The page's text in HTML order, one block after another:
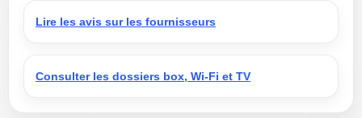
Lire les avis sur les fournisseurs
Consulter les dossiers box, Wi-Fi et TV